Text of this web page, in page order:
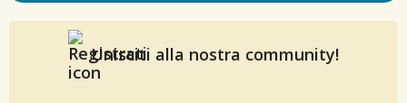
Unisciti alla nostra community!